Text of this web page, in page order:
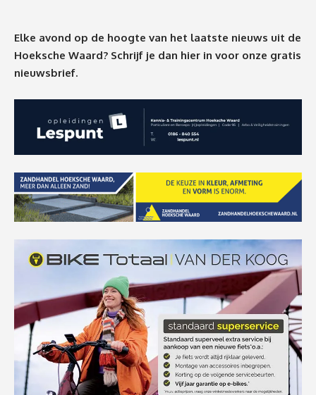
Elke avond op de hoogte van het laatste nieuws uit de
Hoeksche Waard? Schrijf je dan hier in voor onze gratis
nieuwsbrief.